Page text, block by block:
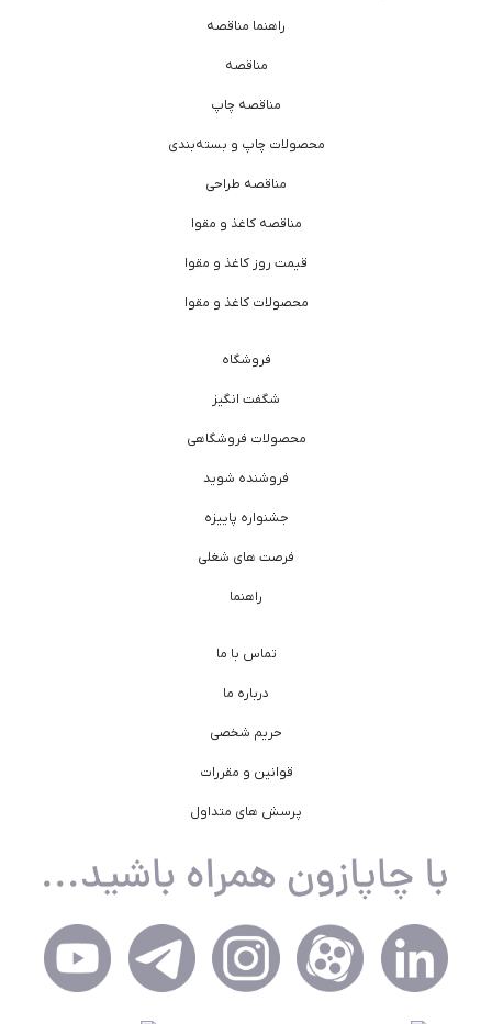
راهنما مناقصه
مناقصه
مناقصه چاپ
محصولات چاپ و بسته‌بندی
مناقصه طراحی
مناقصه کاغذ و مقوا
قیمت روز کاغذ و مقوا
محصولات کاغذ و مقوا
فروشگاه
شگفت انگیز
محصولات فروشگاهی
فروشنده شوید
جشنواره پاییزه
فرصت های شغلی
راهنما
تماس با ما
درباره ما
حریم شخصی
قوانین و مقررات
پرسش های متداول